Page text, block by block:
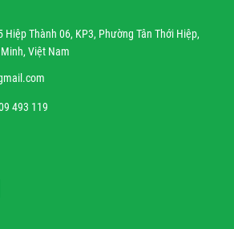
Hiệp Thành 06, KP3, Phường Tân Thới Hiệp,
Việt Nam
493 119